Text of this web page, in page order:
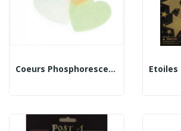
Coeurs Phosphorescents